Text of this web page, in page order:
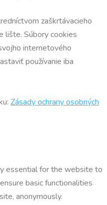
zaškrtávacieho
lište. Súbory cookies
internetového
používanie iba
Zásady ochrany osobných
essential for the website to
basic functionalities
anonymously.